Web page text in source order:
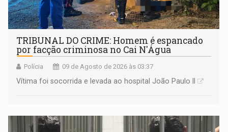
TRIBUNAL DO CRIME: Homem é espancado
por facção criminosa no Cai N'Água
Polícia 09 de Agosto de 2026 às 03:37
Vítima foi socorrida e levada ao hospital João Paulo II